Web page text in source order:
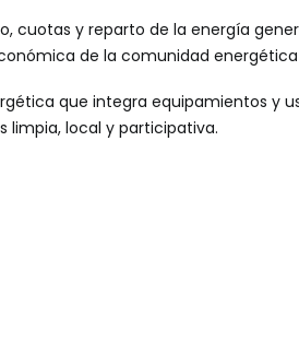
cuotas y reparto de la energía
de la comunidad energética
que integra equipamientos y
limpia, local y participativa.